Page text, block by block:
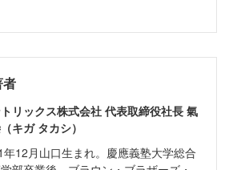
者
リックス株式会社 代表取締役社長 氣
キガ タカシ）
年12月山口生まれ。慶應義塾大学総合